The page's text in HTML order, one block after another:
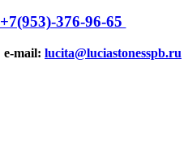
+7(953)-376-96-65
e-mail: lucita@luciastonesspb.ru